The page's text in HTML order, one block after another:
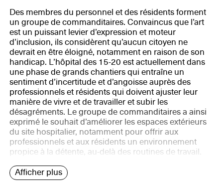
Des membres du personnel et des résidents forment
un groupe de commanditaires. Convaincus que l’art
est un puissant levier d’expression et moteur
d’inclusion, ils considèrent qu’aucun citoyen ne
devrait en être éloigné, notamment en raison de son
handicap. L’hôpital des 15-20 est actuellement dans
une phase de grands chantiers qui entraîne un
sentiment d’incertitude et d’angoisse auprès des
professionnels et résidents qui doivent ajuster leur
manière de vivre et de travailler et subir les
désagréments. Le groupe de commanditaires a ainsi
exprimé le souhait d’améliorer les espaces extérieurs
du site hospitalier, notamment pour offrir aux
professionnels et aux résidents un environnement
propice à la détente, au-delà des routines de travail.
Afficher plus